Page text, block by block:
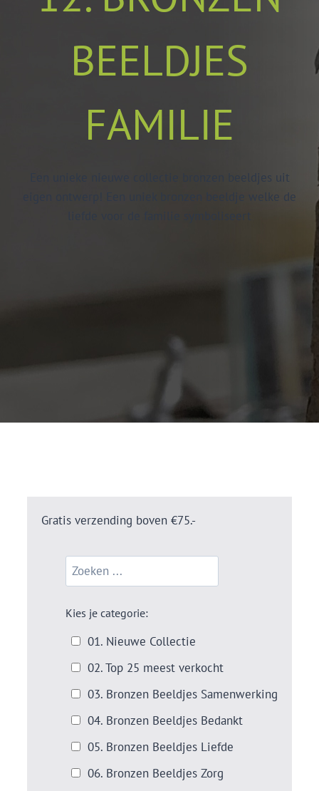
BEELDJES
FAMILIE
Een unieke nieuwe collectie bronzen beeldjes uit
eigen ontwerp! Een uniek bronzen beeldje welke de
liefde voor de familie symboliseert
Gratis verzending boven €75.-
Kies je categorie:
01. Nieuwe Collectie
02. Top 25 meest verkocht
03. Bronzen Beeldjes Samenwerking
04. Bronzen Beeldjes Bedankt
05. Bronzen Beeldjes Liefde
06. Bronzen Beeldjes Zorg